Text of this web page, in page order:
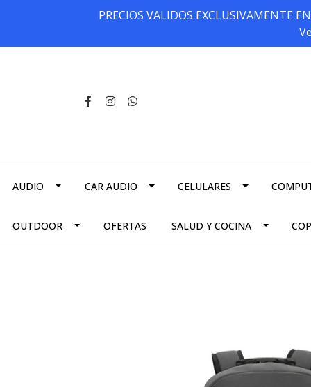
PRECIOS VALIDOS EXCLUSIVAMENTE
AUDIO CAR AUDIO CELULARES
OUTDOOR OFERTAS SALUD Y COCINA